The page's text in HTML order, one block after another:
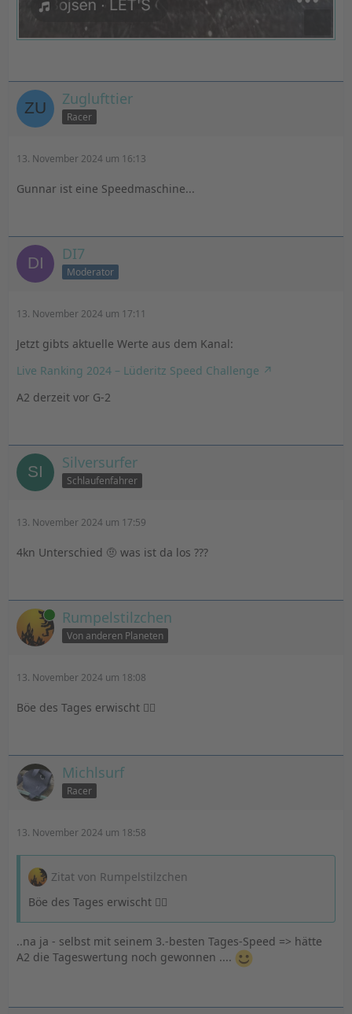
Zuglufttier
Racer
13. November 2024 um 16:13
Gunnar ist eine Speedmaschine...
DI7
Moderator
13. November 2024 um 17:11
Jetzt gibts aktuelle Werte aus dem Kanal:
Live Ranking 2024 – Lüderitz Speed Challenge
A2 derzeit vor G-2
Silversurfer
Schlaufenfahrer
13. November 2024 um 17:59
4kn Unterschied 🤨 was ist da los ???
Online Rumpelstilzchen
Von anderen Planeten
13. November 2024 um 18:08
Böe des Tages erwischt 🤷‍♂️
Michlsurf
Racer
13. November 2024 um 18:58
Zitat von Rumpelstilzchen
Böe des Tages erwischt 🤷‍♂️
..na ja - selbst mit seinem 3.-besten Tages-Speed => hätte
A2 die Tageswertung noch gewonnen ....